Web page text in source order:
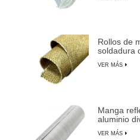
Rollos de
soldadura
vidrio
vermiculita
VER MÁS
Manga
aluminio
aluminio
VER MÁS